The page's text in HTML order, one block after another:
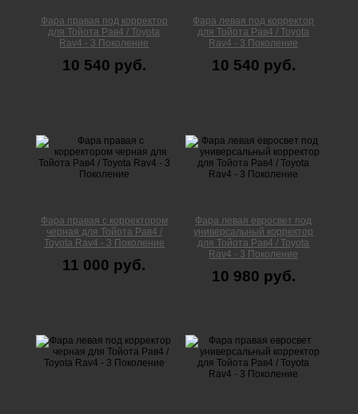
Фара правая под корректор
для Тойота Рав4 / Toyota
Rav4 - 3 Поколение
10 540 руб.
Фара левая под корректор
для Тойота Рав4 / Toyota
Rav4 - 3 Поколение
10 540 руб.
Фара правая с корректором
черная для Тойота Рав4 /
Toyota Rav4 - 3 Поколение
11 000 руб.
Фара левая евросвет под
универсальный корректор
для Тойота Рав4 / Toyota
Rav4 - 3 Поколение
10 980 руб.